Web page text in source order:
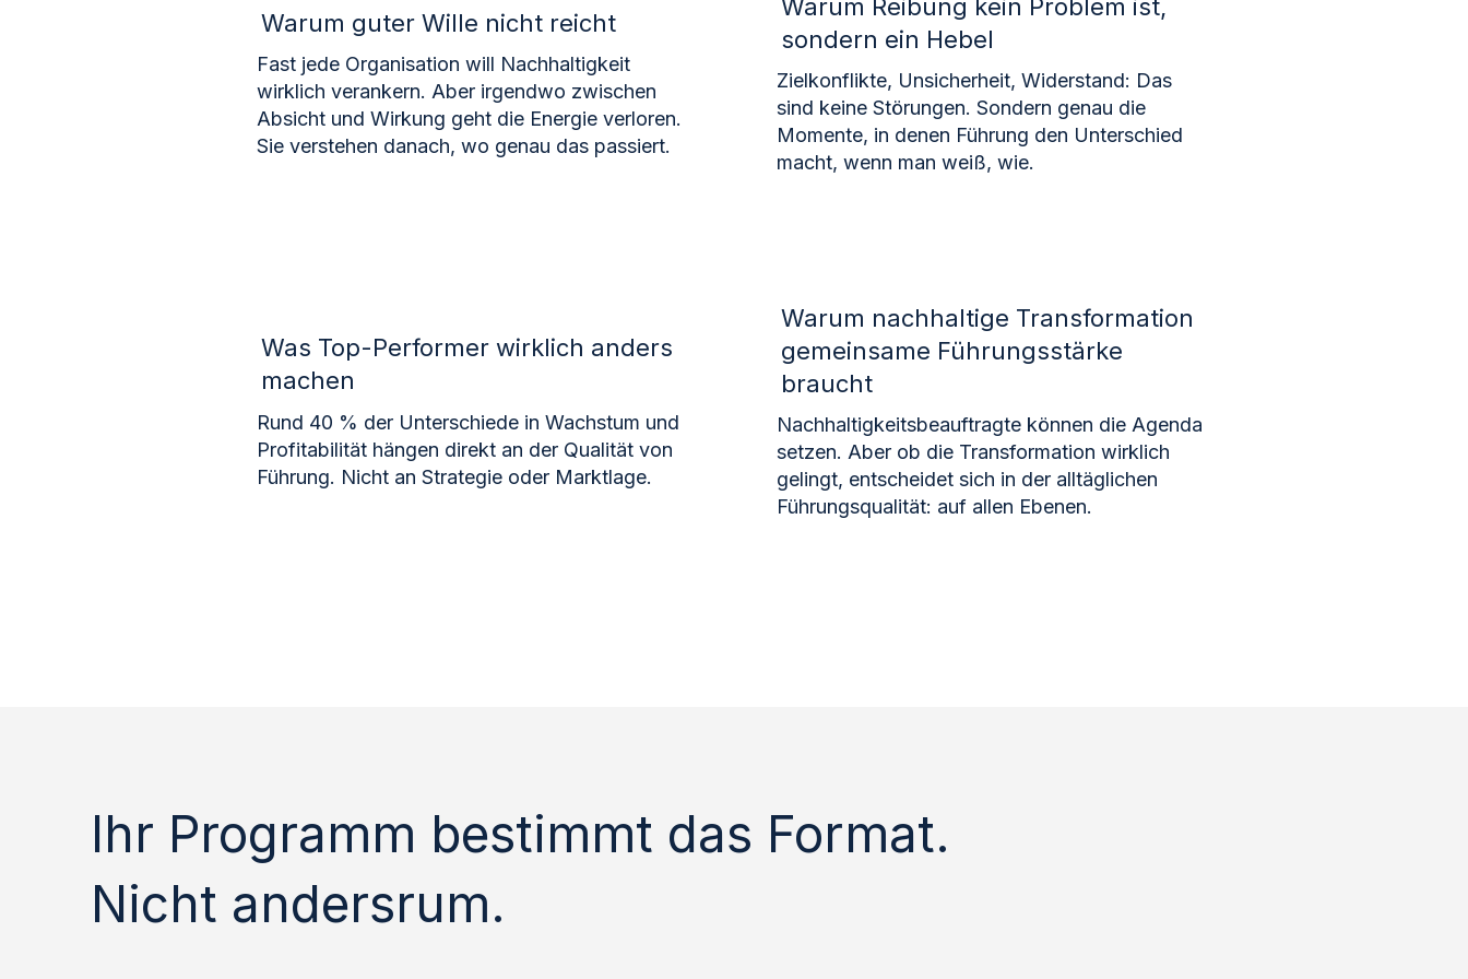
Warum guter Wille nicht reicht
Fast jede Organisation will Nachhaltigkeit
wirklich verankern. Aber irgendwo zwischen
Absicht und Wirkung geht die Energie verloren.
Sie verstehen danach, wo genau das passiert.
Warum Reibung kein Problem ist,
sondern ein Hebel
Zielkonflikte, Unsicherheit, Widerstand: Das
sind keine Störungen. Sondern genau die
Momente, in denen Führung den Unterschied
macht, wenn man weiß, wie.
Was Top-Performer wirklich anders
machen
Rund 40 % der Unterschiede in Wachstum und
Profitabilität hängen direkt an der Qualität von
Führung. Nicht an Strategie oder Marktlage.
Warum nachhaltige Transformation
gemeinsame Führungsstärke
braucht
Nachhaltigkeitsbeauftragte können die Agenda
setzen. Aber ob die Transformation wirklich
gelingt, entscheidet sich in der alltäglichen
Führungsqualität: auf allen Ebenen.
Ihr Programm bestimmt das Format.
Nicht andersrum.